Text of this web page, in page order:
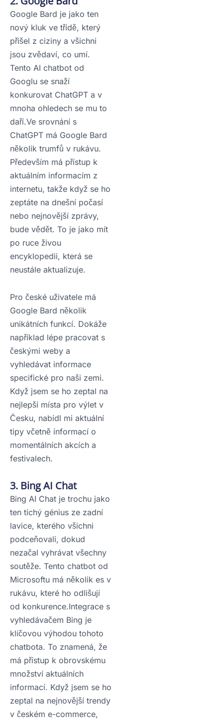
Google Bard je jako ten
nový kluk ve třídě, který
přišel z ciziny a všichni
jsou zvědaví, co umí.
Tento AI chatbot od
Googlu se snaží
konkurovat ChatGPT a v
mnoha ohledech se mu to
daří.Ve srovnání s
ChatGPT má Google Bard
několik trumfů v rukávu.
Především má přístup k
aktuálním informacím z
internetu, takže když se ho
zeptáte na dnešní počasí
nebo nejnovější zprávy,
bude vědět. To je jako mít
po ruce živou
encyklopedii, která se
neustále aktualizuje.
Pro české uživatele má
Google Bard několik
unikátních funkcí. Dokáže
například lépe pracovat s
českými weby a
vyhledávat informace
specifické pro naši zemi.
Když jsem se ho zeptal na
nejlepší místa pro výlet v
Česku, nabídl mi aktuální
tipy včetně informací o
momentálních akcích a
festivalech.
3. Bing AI Chat
Bing AI Chat je trochu jako
ten tichý génius ze zadní
lavice, kterého všichni
podceňovali, dokud
nezačal vyhrávat všechny
soutěže. Tento chatbot od
Microsoftu má několik es v
rukávu, které ho odlišují
od konkurence.Integrace s
vyhledávačem Bing je
klíčovou výhodou tohoto
chatbota. To znamená, že
má přístup k obrovskému
množství aktuálních
informací. Když jsem se ho
zeptal na nejnovější trendy
v českém e-commerce,